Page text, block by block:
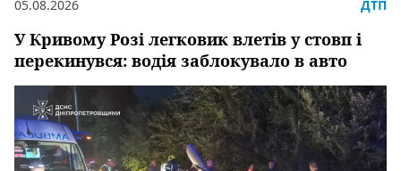
У Кривому Розі легковик влетів у стовп і
перекинувся: водія заблокувало в авто
05.08.2026 ДТП